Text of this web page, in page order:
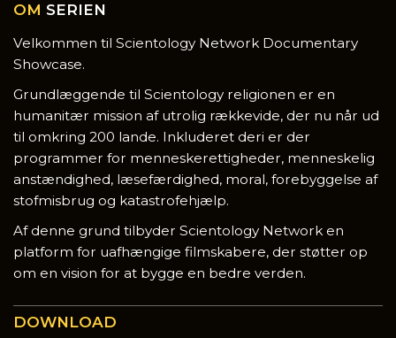
OM SERIEN
Velkommen til Scientology Network Documentary
Showcase.
Grundlæggende til Scientology religionen er en
humanitær mission af utrolig rækkevide, der nu når ud
til omkring 200 lande. Inkluderet deri er der
programmer for menneskerettigheder, menneskelig
anstændighed, læsefærdighed, moral, forebyggelse af
stofmisbrug og katastrofehjælp.
Af denne grund tilbyder Scientology Network en
platform for uafhængige filmskabere, der støtter op
om en vision for at bygge en bedre verden.
DOWNLOAD